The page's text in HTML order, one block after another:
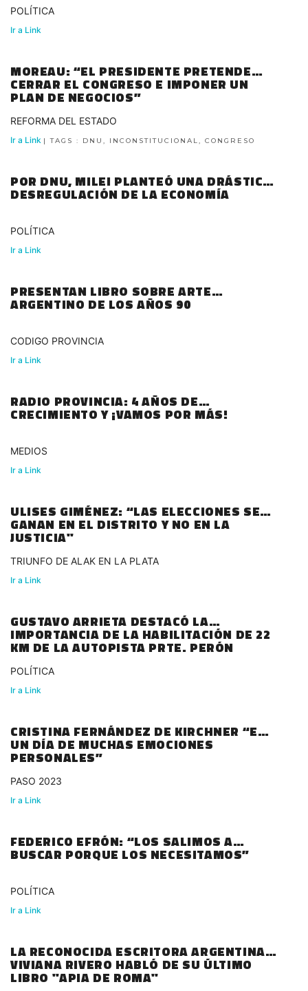
POLÍTICA
Ir a Link
MOREAU: “EL PRESIDENTE PRETENDE
CERRAR EL CONGRESO E IMPONER UN
PLAN DE NEGOCIOS”
REFORMA DEL ESTADO
Ir a Link | TAGS : DNU, INCONSTITUCIONAL, CONGRESO
POR DNU, MILEI PLANTEÓ UNA DRÁSTICA
DESREGULACIÓN DE LA ECONOMÍA
POLÍTICA
Ir a Link
PRESENTAN LIBRO SOBRE ARTE
ARGENTINO DE LOS AÑOS 90
CODIGO PROVINCIA
Ir a Link
RADIO PROVINCIA: 4 AÑOS DE
CRECIMIENTO Y ¡VAMOS POR MÁS!
MEDIOS
Ir a Link
ULISES GIMÉNEZ: “LAS ELECCIONES SE
GANAN EN EL DISTRITO Y NO EN LA
JUSTICIA"
TRIUNFO DE ALAK EN LA PLATA
Ir a Link
GUSTAVO ARRIETA DESTACÓ LA
IMPORTANCIA DE LA HABILITACIÓN DE 22
KM DE LA AUTOPISTA PRTE. PERÓN
POLÍTICA
Ir a Link
CRISTINA FERNÁNDEZ DE KIRCHNER “ES
UN DÍA DE MUCHAS EMOCIONES
PERSONALES”
PASO 2023
Ir a Link
FEDERICO EFRÓN: “LOS SALIMOS A
BUSCAR PORQUE LOS NECESITAMOS”
POLÍTICA
Ir a Link
LA RECONOCIDA ESCRITORA ARGENTINA
VIVIANA RIVERO HABLÓ DE SU ÚLTIMO
LIBRO "APIA DE ROMA"